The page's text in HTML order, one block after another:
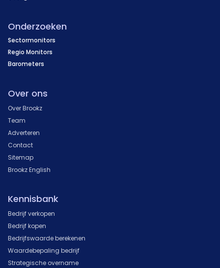
Onderzoeken
Sectormonitors
Regio Monitors
Barometers
Over ons
Over Brookz
Team
Adverteren
Contact
Sitemap
Brookz English
Kennisbank
Bedrijf verkopen
Bedrijf kopen
Bedrijfswaarde berekenen
Waardebepaling bedrijf
Strategische overname